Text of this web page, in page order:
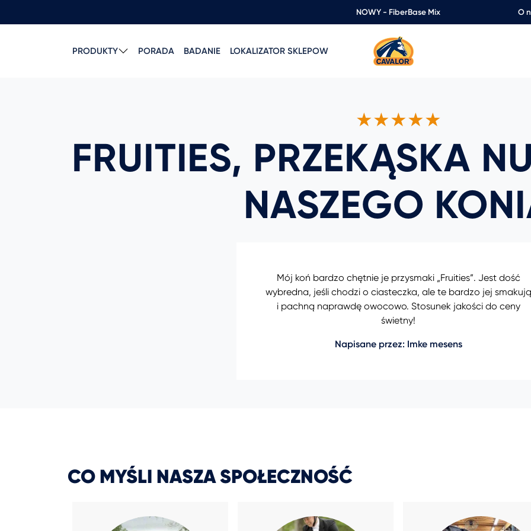
NOWY - FiberBase Mix O
PRODUKTY PORADA BADANIE LOKALIZATOR SKLEPOW
★★★★★
FRUITIES, PRZEKĄSKA
NASZEGO
Mój koń bardzo chętnie je przysmaki „Fruities”. Jest dość
wybredna, jeśli chodzi o ciasteczka, ale te bardzo jej smakują
i pachną naprawdę owocowo. Stosunek jakości do ceny
świetny!
Napisane przez: Imke mesens
CO MYŚLI NASZA SPOŁECZNOŚĆ